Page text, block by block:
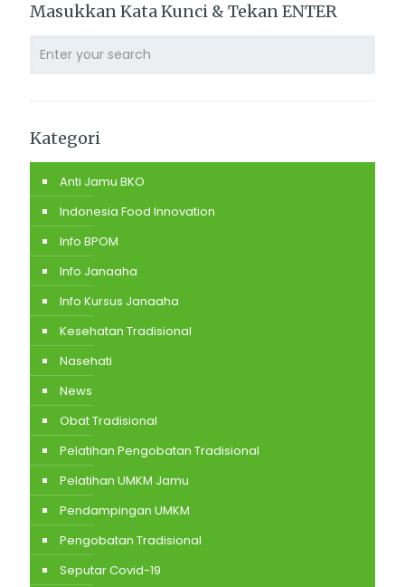
Masukkan Kata Kunci & Tekan ENTER
Kategori
Anti Jamu BKO
Indonesia Food Innovation
Info BPOM
Info Janaaha
Info Kursus Janaaha
Kesehatan Tradisional
Nasehati
News
Obat Tradisional
Pelatihan Pengobatan Tradisional
Pelatihan UMKM Jamu
Pendampingan UMKM
Pengobatan Tradisional
Seputar Covid-19